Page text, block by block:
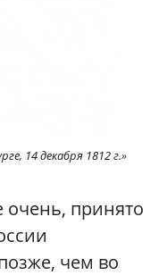
14 декабря 1812 г.»
принято
чем во